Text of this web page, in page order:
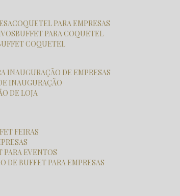
COQUETEL PARA EMPRESAS
BUFFET PARA COQUETEL
BUFFET COQUETEL
INAUGURAÇÃO DE EMPRESAS
INAUGURAÇÃO
DE LOJA
FEIRAS
PARA EVENTOS
DE BUFFET PARA EMPRESAS